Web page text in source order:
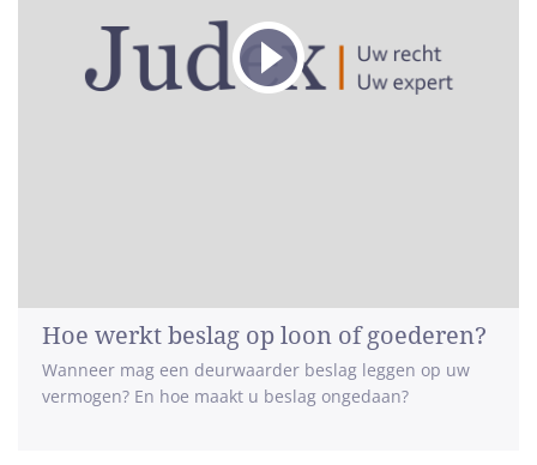
Hoe werkt beslag op loon of goederen?
Wanneer mag een deurwaarder beslag leggen op uw
vermogen? En hoe maakt u beslag ongedaan?